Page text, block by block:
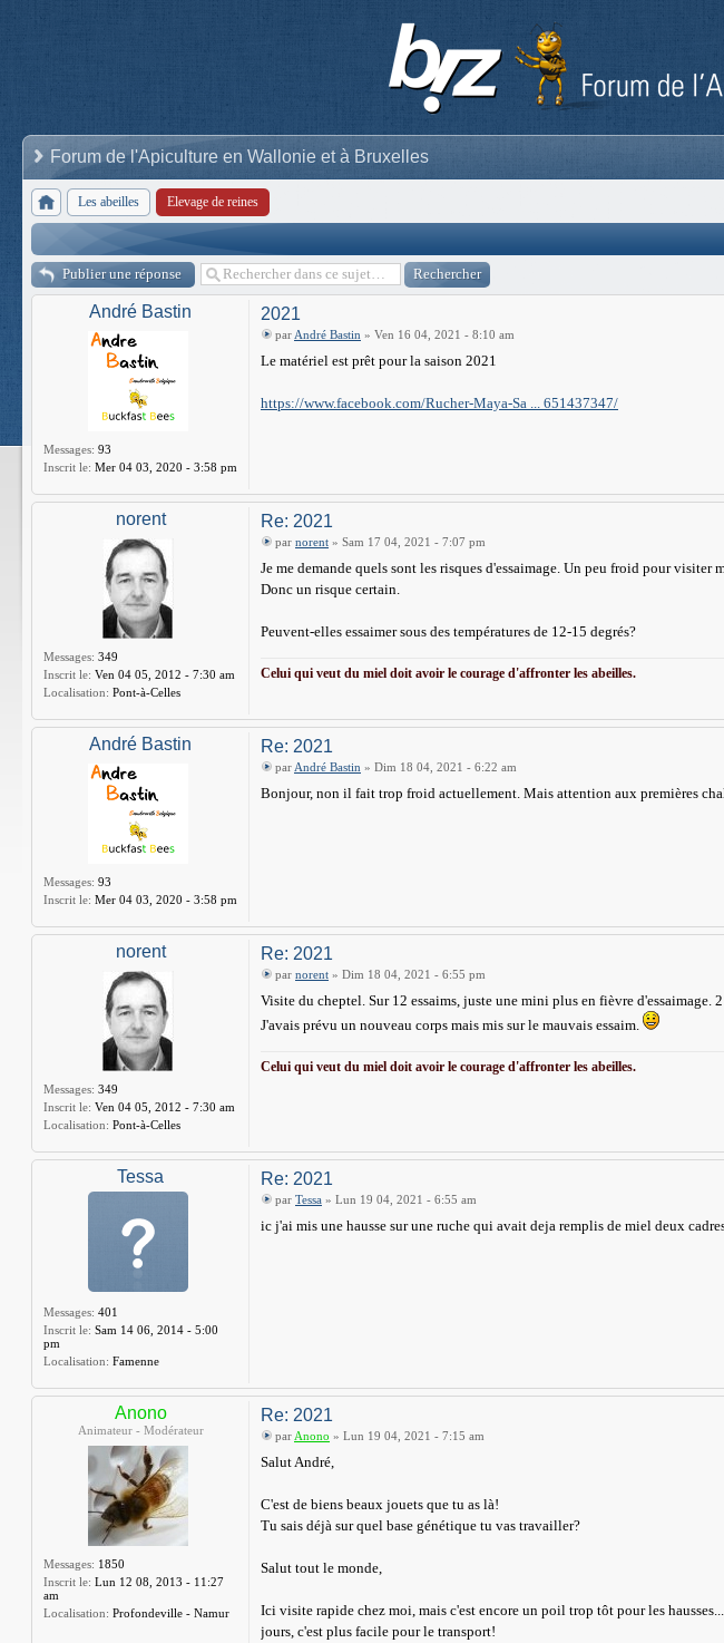
Forum de l'Apiculture en Wallonie et à Bruxelles
Les abeilles Elevage de reines
Publier une réponse
André Bastin
Messages: 93
Inscrit le: Mer 04 03, 2020 - 3:58 pm
2021
par André Bastin » Ven 16 04, 2021 - 8:10 am
Le matériel est prêt pour la saison 2021
https://www.facebook.com/Rucher-Maya-Sa ... 651437347/
norent
Messages: 349
Inscrit le: Ven 04 05, 2012 - 7:30 am
Localisation: Pont-à-Celles
Re: 2021
par norent » Sam 17 04, 2021 - 7:07 pm
Je me demande quels sont les risques d'essaimage. Un peu froid pour visiter
Donc un risque certain.
Peuvent-elles essaimer sous des températures de 12-15 degrés?
Celui qui veut du miel doit avoir le courage d'affronter les abeilles.
André Bastin
Messages: 93
Inscrit le: Mer 04 03, 2020 - 3:58 pm
Re: 2021
par André Bastin » Dim 18 04, 2021 - 6:22 am
Bonjour, non il fait trop froid actuellement. Mais attention aux premières
norent
Messages: 349
Inscrit le: Ven 04 05, 2012 - 7:30 am
Localisation: Pont-à-Celles
Re: 2021
par norent » Dim 18 04, 2021 - 6:55 pm
Visite du cheptel. Sur 12 essaims, juste une mini plus en fièvre d'essaimage.
J'avais prévu un nouveau corps mais mis sur le mauvais essaim.
Celui qui veut du miel doit avoir le courage d'affronter les abeilles.
Tessa
Messages: 401
Inscrit le: Sam 14 06, 2014 - 5:00
pm
Localisation: Famenne
Re: 2021
par Tessa » Lun 19 04, 2021 - 6:55 am
ic j'ai mis une hausse sur une ruche qui avait deja remplis de miel deux
Anono
Animateur - Modérateur
Messages: 1850
Inscrit le: Lun 12 08, 2013 - 11:27
am
Localisation: Profondeville - Namur
Re: 2021
par Anono » Lun 19 04, 2021 - 7:15 am
Salut André,
C'est de biens beaux jouets que tu as là!
Tu sais déjà sur quel base génétique tu vas travailler?
Salut tout le monde,
Ici visite rapide chez moi, mais c'est encore un poil trop tôt pour les
jours, c'est plus facile pour le transport!